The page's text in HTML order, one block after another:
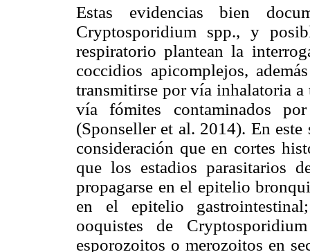
Estas evidencias bien
Cryptosporidium spp., y
respiratorio plantean la
coccidios apicomplejos,
transmitirse por vía inhalatoria a
vía fómites contaminados
(Sponseller et al. 2014). En
consideración que en cortes
que los estadios parasitarios
propagarse en el epitelio
en el epitelio
ooquistes de
esporozoitos o merozoitos en